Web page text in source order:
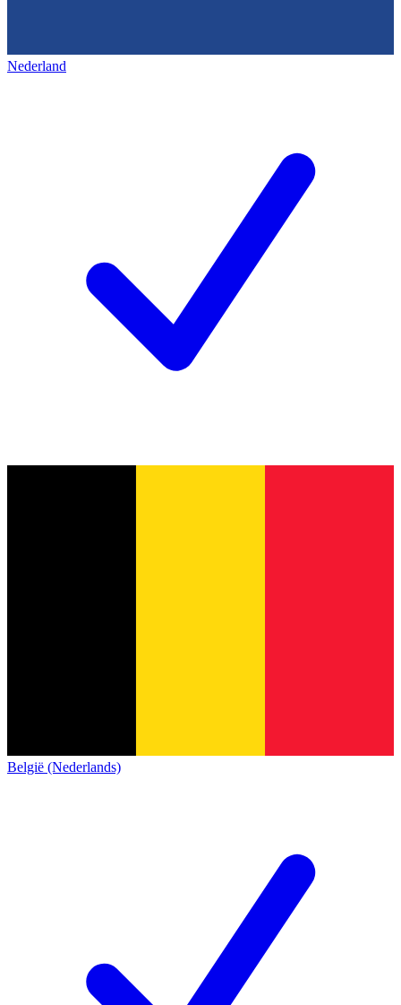
Nederland
België (Nederlands)